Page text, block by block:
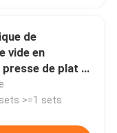
de
vide en
de plat de
>=1 sets